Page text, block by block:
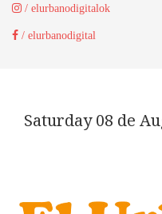
/ elurbanodigitalok
/ elurbanodigital
Saturday 08 de